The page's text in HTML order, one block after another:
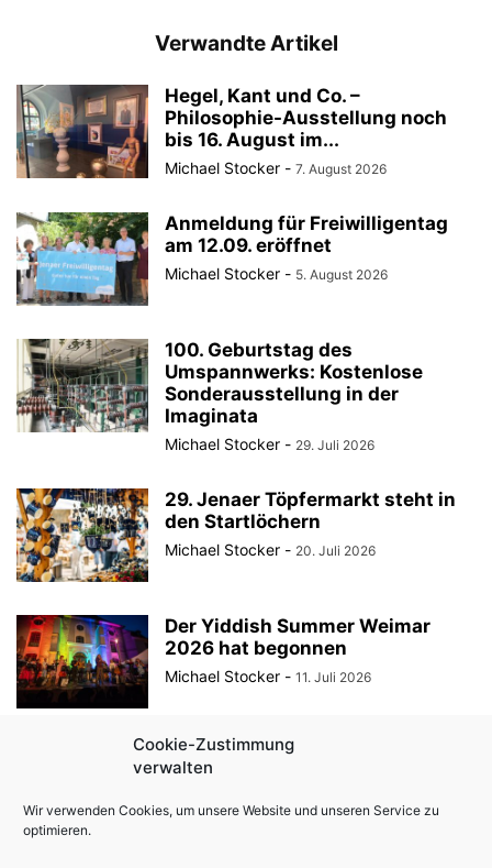
Cookie-Zustimmung
verwalten
Wir verwenden Cookies, um unsere Website und unseren Service zu
optimieren.
Verwandte Artikel
Hegel, Kant und Co. –
Philosophie-Ausstellung noch
bis 16. August im...
Michael Stocker - 7. August 2026
Anmeldung für Freiwilligentag
am 12.09. eröffnet
Michael Stocker - 5. August 2026
100. Geburtstag des
Umspannwerks: Kostenlose
Sonderausstellung in der
Imaginata
Michael Stocker - 29. Juli 2026
29. Jenaer Töpfermarkt steht in
den Startlöchern
Michael Stocker - 20. Juli 2026
Der Yiddish Summer Weimar
2026 hat begonnen
Michael Stocker - 11. Juli 2026
Als ein harmloses Frühstück die
Stasi auf den Plan rief
Michael Stocker 10. Juli 2026